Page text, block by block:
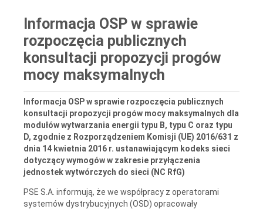
Informacja OSP w sprawie
rozpoczęcia publicznych
konsultacji propozycji progów
mocy maksymalnych
Informacja OSP w sprawie rozpoczęcia publicznych
konsultacji propozycji progów mocy maksymalnych dla
modułów wytwarzania energii typu B, typu C oraz typu
D, zgodnie z Rozporządzeniem Komisji (UE) 2016/631 z
dnia 14 kwietnia 2016 r. ustanawiającym kodeks sieci
dotyczący wymogów w zakresie przyłączenia
jednostek wytwórczych do sieci (NC RfG)
PSE S.A. informują, że we współpracy z operatorami
systemów dystrybucyjnych (OSD) opracowały